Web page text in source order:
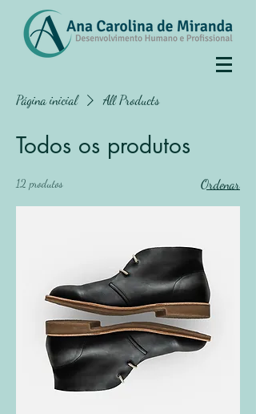
Página inicial All Products
Todos os produtos
12 produtos Ordenar